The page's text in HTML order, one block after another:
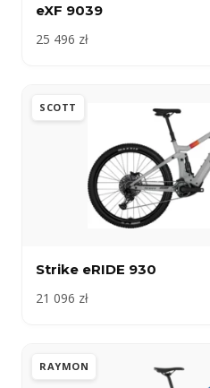
eXF 9039
25 496 zł
SCOTT
Strike eRIDE 930
21 096 zł
RAYMON